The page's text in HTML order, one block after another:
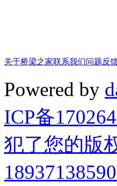
关于桥梁之家联系我们问题反
Powered by
ICP备
犯了您的版